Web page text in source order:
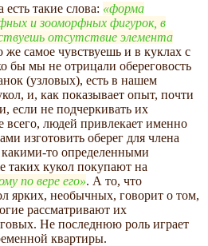
такие слова:
форма
и зооморфных фигурок, в
отсутствие элемента
же самое чувствуешь и в куклах с
бы мы не отрицали обереговость
(узловых), есть в нашем
и, как показывает опыт, почти
если не подчеркивать их
всего, людей привлекает именно
изготовить оберег для члена
какими-то определенными
таких кукол покупают на
по вере его . А то, что
ярких, необычных, говорит о том,
рассматривают их
Не последнюю роль играет
квартиры.